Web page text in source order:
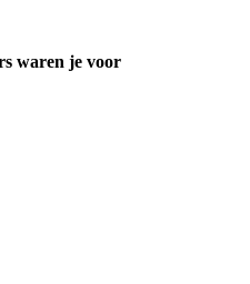
waren je voor